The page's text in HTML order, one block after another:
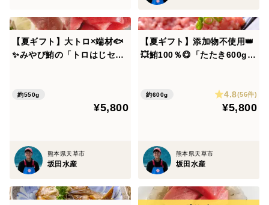
・複数ご購入の場合、商品は1箱におまとめしての発送
となります。
－60℃の超低温保存でないと品質が
保持されません。家庭用冷蔵庫（－20℃前後）での保
品質が劣化してしまいますので必ず記載の消費期限内
で召し上がりください。
・解凍後は冷蔵保存をしないでください。変色します。
【夏ギフト】大トロ×端材🐟
✨みやび鮪の「トロはじセッ
約550g
¥5,800
熊本県天草市
坂田水産
【夏ギフト】添加物不使用👑
💥鮪100％😋「たたき600g」
約600g 4.8(56件)
¥5,800
熊本県天草市
坂田水産